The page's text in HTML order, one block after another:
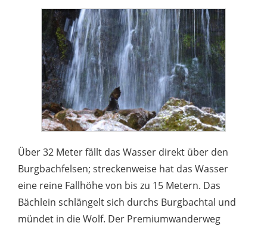
Über 32 Meter fällt das Wasser direkt über den
Burgbachfelsen; streckenweise hat das Wasser
eine reine Fallhöhe von bis zu 15 Metern. Das
Bächlein schlängelt sich durchs Burgbachtal und
mündet in die Wolf. Der Premiumwanderweg